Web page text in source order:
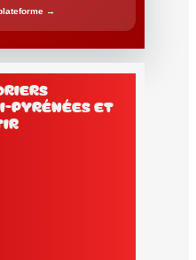
→
Pyrénées et